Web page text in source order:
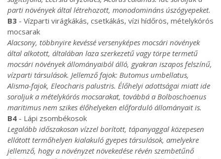
parti növények által létrehozott, monodomináns úszógyepeket.
B3 - Vízparti virágkákás, csetkákás, vízi hídőrös, mételykórós
mocsarak
Alacsony, többnyire kevéssé versenyképes mocsári növények
által alkotott, általában laza szerkezetű vagy törpe termetű
mocsári növények állományaiból álló, gyakran iszapos felszínű,
vízparti társulások. Jellemző fajok: Butomus umbellatus,
Alisma-fajok, Eleocharis palustris. Élőhelyi adottságai miatt ide
soroljuk a mételykórós mocsarakat, továbbá a Bolboschoenus
maritimus nem szikes élőhelyeken előforduló állományait is.
B4 - Lápi zsombékosok
Legalább időszakosan vízzel borított, tápanyaggal közepesen
ellátott termőhelyen kialakuló gyepes társulások, amelyekre
jellemző, hogy a növényzet növekedése révén szembetűnő